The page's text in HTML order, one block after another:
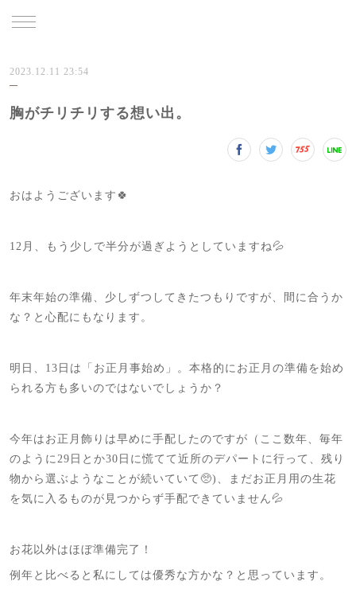
2023.12.11 23:54
胸がチリチリする想い出。
おはようございます🍀
12月、もう少しで半分が過ぎようとしていますね💦
年末年始の準備、少しずつしてきたつもりですが、間に合うか
な？と心配にもなります。
明日、13日は「お正月事始め」。本格的にお正月の準備を始め
られる方も多いのではないでしょうか？
今年はお正月飾りは早めに手配したのですが（ここ数年、毎年
のように29日とか30日に慌てて近所のデパートに行って、残り
物から選ぶようなことが続いていて🥺)、まだお正月用の生花
を気に入るものが見つからず手配できていません💦
お花以外はほぼ準備完了！
例年と比べると私にしては優秀な方かな？と思っています。